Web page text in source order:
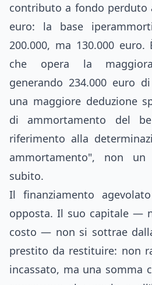
contributo a fondo perduto
euro: la base
200.000, ma 130.000 euro.
che opera la
generando 234.000 euro
una maggiore deduzione
di ammortamento del
riferimento alla
ammortamento", non un
subito.
Il finanziamento
opposta. Il suo capitale —
costo — non si sottrae
prestito da restituire: non
incassato, ma una somma